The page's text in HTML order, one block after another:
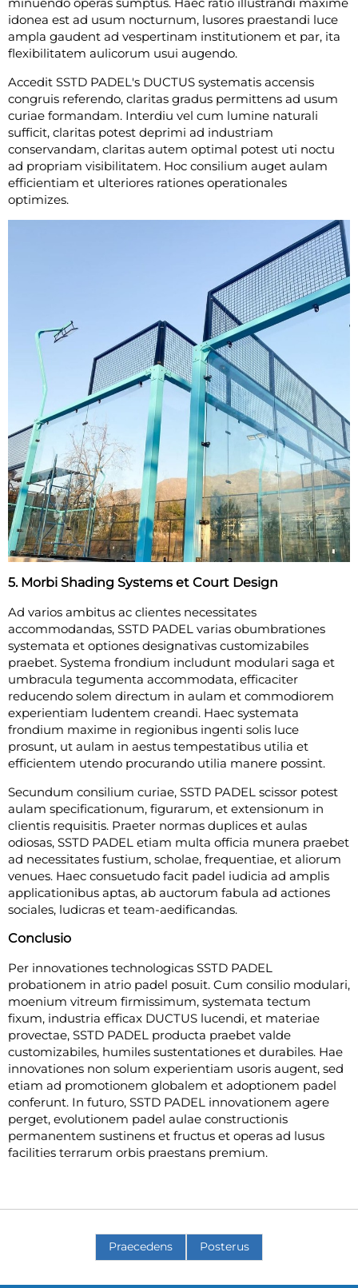
idonea est ad usum nocturnum, lusores praestandi luce
ampla gaudent ad vespertinam institutionem et par, ita
flexibilitatem aulicorum usui augendo.
Accedit SSTD PADEL's DUCTUS systematis accensis
congruis referendo, claritas gradus permittens ad usum
curiae formandam. Interdiu vel cum lumine naturali
sufficit, claritas potest deprimi ad industriam
conservandam, claritas autem optimal potest uti noctu
ad propriam visibilitatem. Hoc consilium auget aulam
efficientiam et ulteriores rationes operationales
optimizes.
5. Morbi Shading Systems et Court Design
Ad varios ambitus ac clientes necessitates
accommodandas, SSTD PADEL varias obumbrationes
systemata et optiones designativas customizabiles
praebet. Systema frondium includunt modulari saga et
umbracula tegumenta accommodata, efficaciter
reducendo solem directum in aulam et commodiorem
experientiam ludentem creandi. Haec systemata
frondium maxime in regionibus ingenti solis luce
prosunt, ut aulam in aestus tempestatibus utilia et
efficientem utendo procurando utilia manere possint.
Secundum consilium curiae, SSTD PADEL scissor potest
aulam specificationum, figurarum, et extensionum in
clientis requisitis. Praeter normas duplices et aulas
odiosas, SSTD PADEL etiam multa officia munera praebet
ad necessitates fustium, scholae, frequentiae, et aliorum
venues. Haec consuetudo facit padel iudicia ad amplis
applicationibus aptas, ab auctorum fabula ad actiones
sociales, ludicras et team-aedificandas.
Conclusio
Per innovationes technologicas SSTD PADEL
probationem in atrio padel posuit. Cum consilio modulari,
moenium vitreum firmissimum, systemata tectum
fixum, industria efficax DUCTUS lucendi, et materiae
provectae, SSTD PADEL producta praebet valde
customizabiles, humiles sustentationes et durabiles. Hae
innovationes non solum experientiam usoris augent, sed
etiam ad promotionem globalem et adoptionem padel
conferunt. In futuro, SSTD PADEL innovationem agere
perget, evolutionem padel aulae constructionis
permanentem sustinens et fructus et operas ad lusus
facilities terrarum orbis praestans premium.
Praecedens Posterus